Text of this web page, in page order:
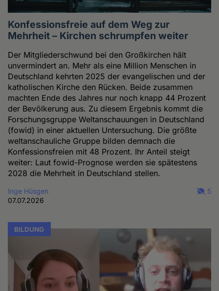
Konfessionsfreie auf dem Weg zur
Mehrheit – Kirchen schrumpfen weiter
Der Mitgliederschwund bei den Großkirchen hält
unvermindert an. Mehr als eine Million Menschen in
Deutschland kehrten 2025 der evangelischen und der
katholischen Kirche den Rücken. Beide zusammen
machten Ende des Jahres nur noch knapp 44 Prozent
der Bevölkerung aus. Zu diesem Ergebnis kommt die
Forschungsgruppe Weltanschauungen in Deutschland
(fowid) in einer aktuellen Untersuchung. Die größte
weltanschauliche Gruppe bilden demnach die
Konfessionsfreien mit 48 Prozent. Ihr Anteil steigt
weiter: Laut fowid-Prognose werden sie spätestens
2028 die Mehrheit in Deutschland stellen.
Inge Hüsgen
07.07.2026
5
BILDUNG